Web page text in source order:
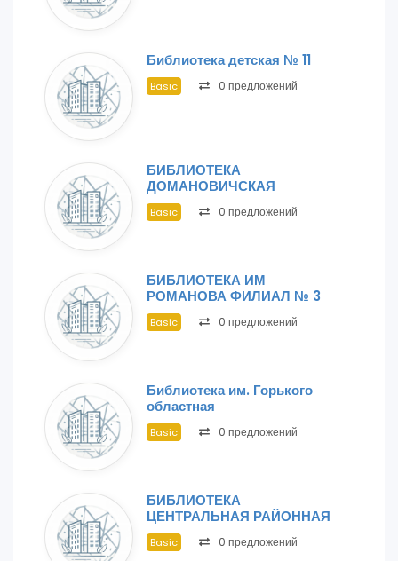
Библиотека детская № 11
Basic 0 предложений
БИБЛИОТЕКА
ДОМАНОВИЧСКАЯ
Basic 0 предложений
БИБЛИОТЕКА ИМ
РОМАНОВА ФИЛИАЛ № 3
Basic 0 предложений
Библиотека им. Горького
областная
Basic 0 предложений
БИБЛИОТЕКА
ЦЕНТРАЛЬНАЯ РАЙОННАЯ
Basic 0 предложений